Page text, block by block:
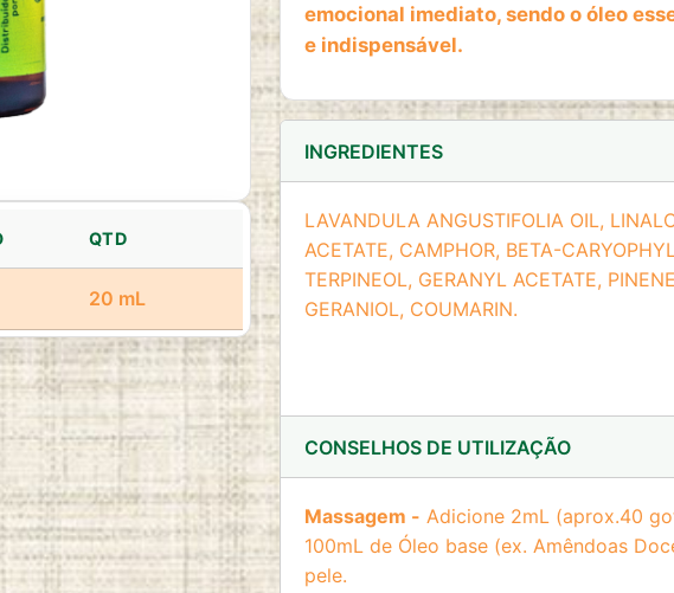
QTD
20 mL
emocional imediato, sendo o óleo
e indispensável.
INGREDIENTES
LAVANDULA ANGUSTIFOLIA OIL,
ACETATE, CAMPHOR, BETA-
TERPINEOL, GERANYL ACETATE,
GERANIOL, COUMARIN.
CONSELHOS DE UTILIZAÇÃO
Massagem - Adicione 2mL (aprox.40
100mL de Óleo base (ex. Amêndoas
pele.